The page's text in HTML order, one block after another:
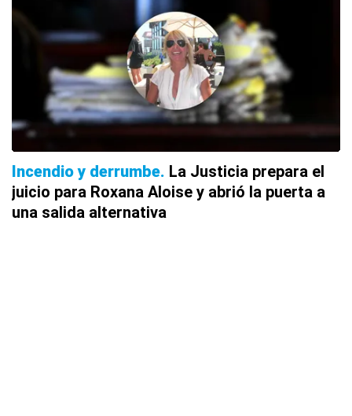
Incendio y derrumbe La Justicia prepara el
juicio para Roxana Aloise y abrió la puerta a
una salida alternativa